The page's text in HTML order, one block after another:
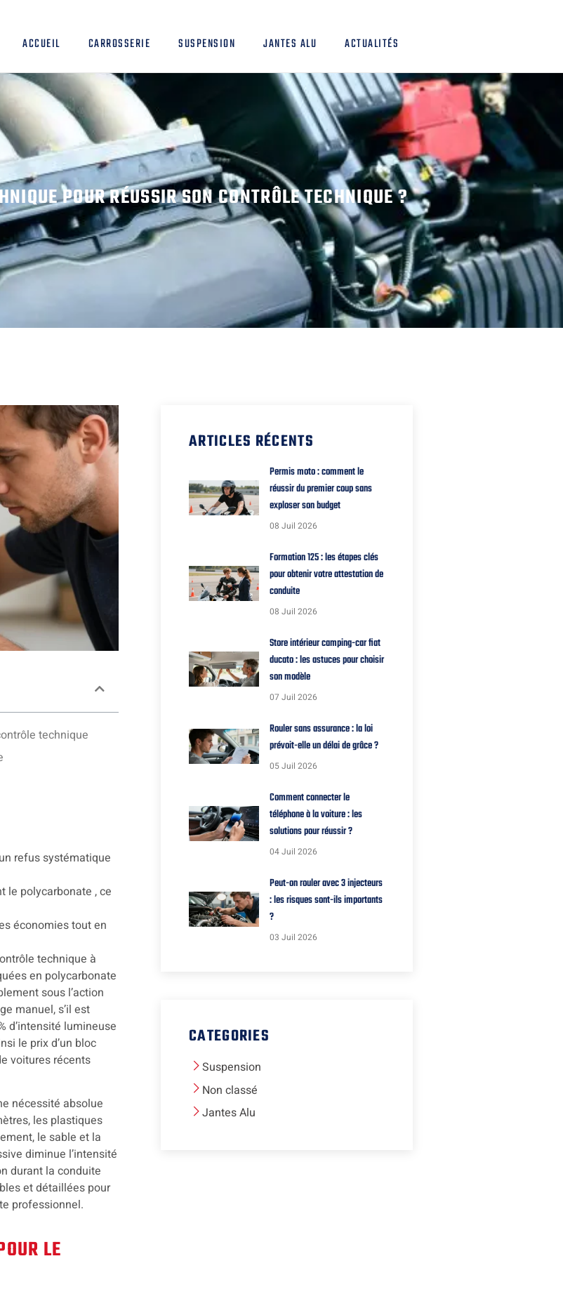
ACCUEIL CARROSSERIE SUSPENSION JANTES ALU ACTUALITÉS
POUR RÉUSSIR SON CONTRÔLE TECHNIQUE ?
technique
refus systématique
le polycarbonate , ce
économies tout en
technique à
en polycarbonate
sous l’action
manuel, s’il est
d’intensité lumineuse
le prix d’un bloc
voitures récents
nécessité absolue
les plastiques
le sable et la
diminue l’intensité
durant la conduite
et détaillées pour
professionnel.
LE
ARTICLES RÉCENTS
Permis moto : comment le
réussir du premier coup sans
exploser son budget
08 Juil 2026
Formation 125 : les étapes clés
pour obtenir votre attestation de
conduite
08 Juil 2026
Store intérieur camping-car fiat
ducato : les astuces pour choisir
son modèle
07 Juil 2026
Rouler sans assurance : la loi
prévoit-elle un délai de grâce ?
05 Juil 2026
Comment connecter le
téléphone à la voiture : les
solutions pour réussir ?
04 Juil 2026
Peut-on rouler avec 3 injecteurs
: les risques sont-ils importants
?
03 Juil 2026
CATEGORIES
Suspension
Non classé
Jantes Alu